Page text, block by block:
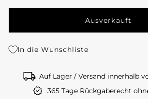
In die Wunschliste
Auf Lager / Versand innerhalb
365 Tage Rückgaberecht